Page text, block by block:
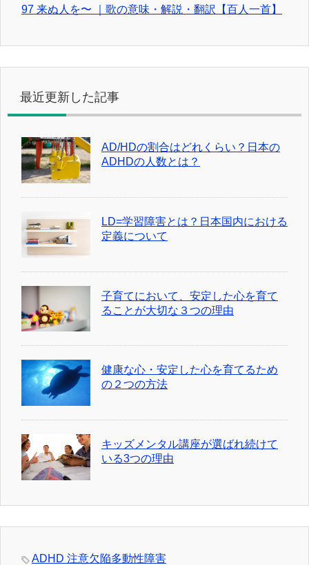
97 来ぬ人を〜 ｜歌の意味・解説・翻訳【百人一首】
最近更新した記事
AD/HDの割合はどれくらい？日本の
ADHDの人数とは？
LD=学習障害とは？日本国内における
定義について
子育てにおいて、安定した心を育て
ることが大切な３つの理由
健康な心・安定した心を育てるため
の２つの方法
キッズメンタル講座が選ばれ続けて
いる3つの理由
ADHD 注意欠陥多動性障害